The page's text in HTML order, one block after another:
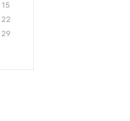
15
22
29